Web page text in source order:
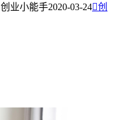
创业小能手2020-03-24创